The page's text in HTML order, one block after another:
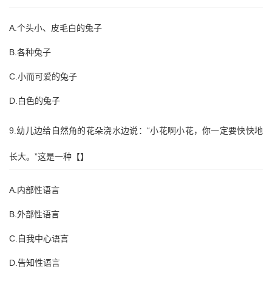
A.个头小、皮毛白的兔子
B.各种兔子
C.小而可爱的兔子
D.白色的兔子
9.幼儿边给自然角的花朵浇水边说：“小花啊小花，你一定要快快地
长大。”这是一种【】
A.内部性语言
B.外部性语言
C.自我中心语言
D.告知性语言